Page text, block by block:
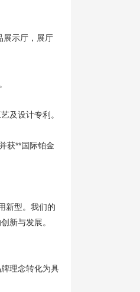
展示厅，展厅
及设计专利。
获**国际铂金
新型。我们的
新与发展。
理念转化为具